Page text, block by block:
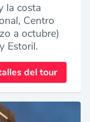
la costa
Centro
a octubre)
Estoril.
del tour